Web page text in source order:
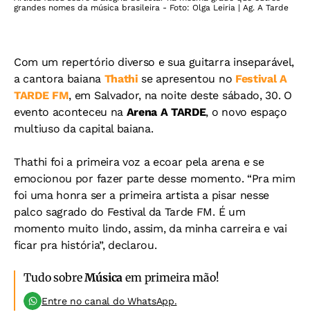
grandes nomes da música brasileira - Foto: Olga Leiria | Ag. A Tarde
Com um repertório diverso e sua guitarra inseparável,
a cantora baiana Thathi se apresentou no Festival A
TARDE FM, em Salvador, na noite deste sábado, 30. O
evento aconteceu na Arena A TARDE, o novo espaço
multiuso da capital baiana.
Thathi foi a primeira voz a ecoar pela arena e se
emocionou por fazer parte desse momento. “Pra mim
foi uma honra ser a primeira artista a pisar nesse
palco sagrado do Festival da Tarde FM. É um
momento muito lindo, assim, da minha carreira e vai
ficar pra história”, declarou.
Tudo sobreMúsica em primeira mão!
Entre no canal do WhatsApp.